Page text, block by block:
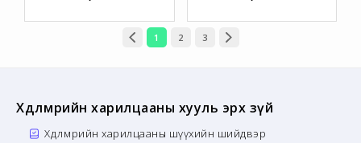
АЖЛЫН
БАЙРНЫ
ТОДОРХОЙЛОЛТ
АЖЛЫН
БАЙРНЫ
ТОДОРХОЙЛОЛТ
1 2 3
Хөдөлмөрийн харилцааны хууль эрх зүй
Хөдөлмөрийн харилцааны шүүхийн шийдвэр